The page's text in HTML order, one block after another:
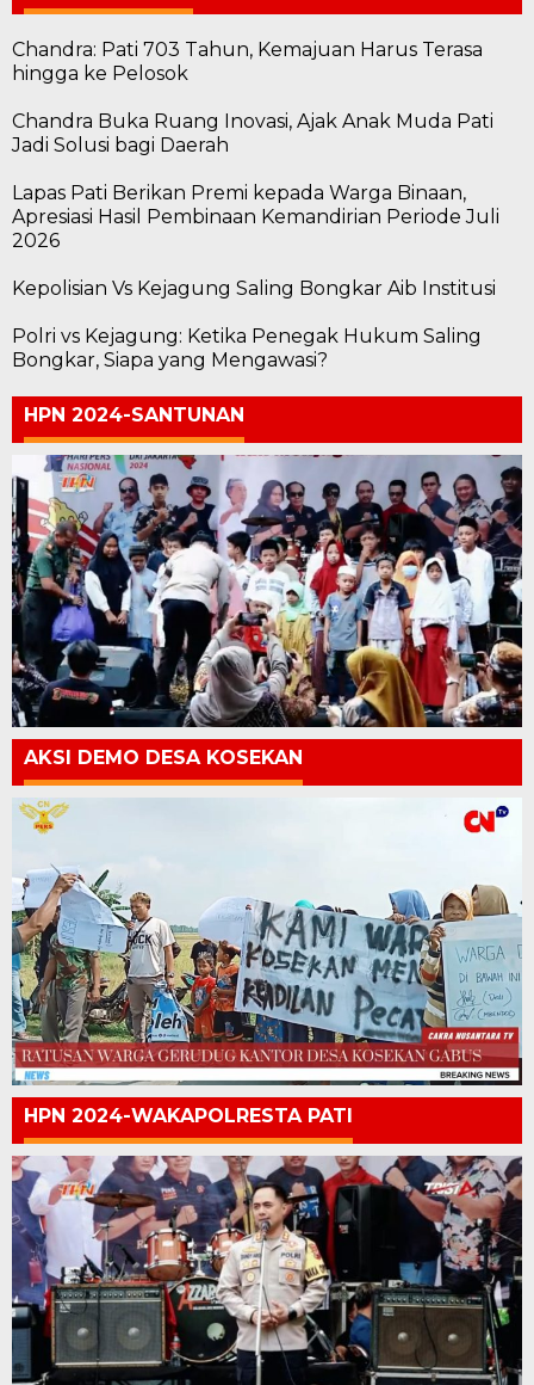
Chandra: Pati 703 Tahun, Kemajuan Harus Terasa
hingga ke Pelosok
Chandra Buka Ruang Inovasi, Ajak Anak Muda Pati
Jadi Solusi bagi Daerah
Lapas Pati Berikan Premi kepada Warga Binaan,
Apresiasi Hasil Pembinaan Kemandirian Periode Juli
2026
Kepolisian Vs Kejagung Saling Bongkar Aib Institusi
Polri vs Kejagung: Ketika Penegak Hukum Saling
Bongkar, Siapa yang Mengawasi?
HPN 2024-SANTUNAN
AKSI DEMO DESA KOSEKAN
HPN 2024-WAKAPOLRESTA PATI